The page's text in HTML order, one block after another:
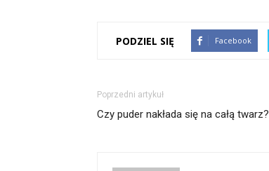
PODZIEL SIĘ Facebook
Poprzedni artykuł
Czy puder nakłada się na całą twarz?